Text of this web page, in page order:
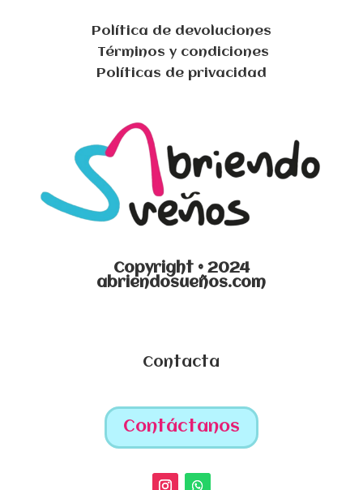
Política de devoluciones
Términos y condiciones
Políticas de privacidad
Copyright © 2024
abriendosueños.com
Contacta
Contáctanos